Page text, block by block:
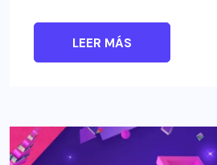
LEER MÁS